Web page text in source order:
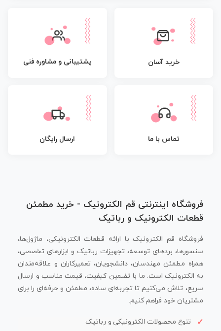
خرید آسان پشتیبانی و مشاوره فنی
تماس با ما ارسال رایگان
فروشگاه اینترنتی قم الکترونیک - خرید مطمئن
قطعات الکترونیک و رباتیک
فروشگاه قم الکترونیک با ارائه قطعات الکترونیکی، ماژول‌ها،
سنسورها، بردهای توسعه، تجهیزات رباتیک و ابزارهای تخصصی،
همراه مطمئن مهندسان، دانشجویان، تعمیرکاران و علاقه‌مندان
به الکترونیک است. ما با تضمین کیفیت، قیمت مناسب و ارسال
سریع، تلاش می‌کنیم تا تجربه‌ای ساده، مطمئن و حرفه‌ای را برای
مشتریان خود فراهم کنیم.
تنوع محصولات الکترونیکی و رباتیک